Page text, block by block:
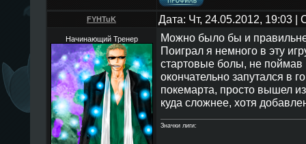
FYHTuK Дата: Чт, 24.05.2012, 19:03
Начинающий Тренер
Можно было бы и
Поиграл я немного в эту
стартовые болы, не поймав
окончательно запутался в
покемарта, просто вышел
куда сложнее, хотя
Значки лиги: